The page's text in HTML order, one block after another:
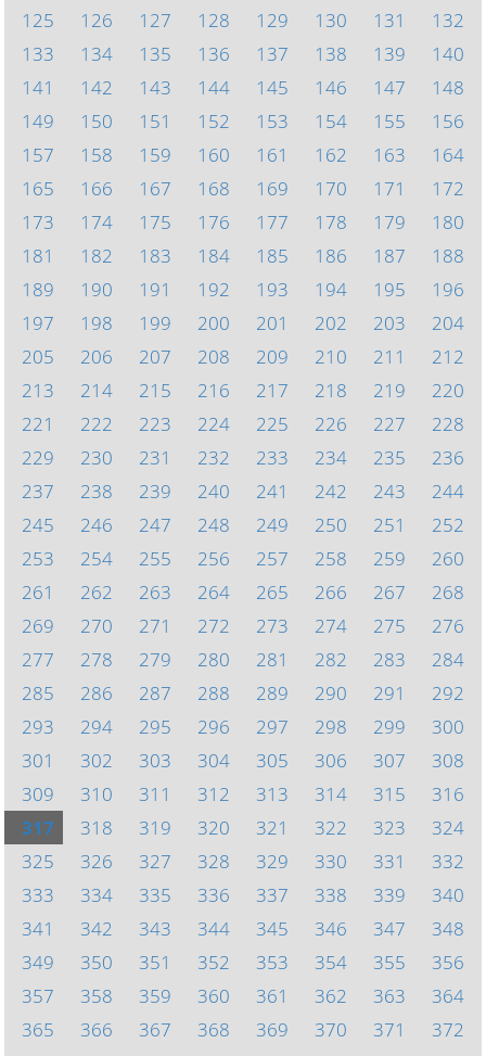
125
126 127 128 129 130 131
132
133
134 135 136 137 138 139
140
141
142 143 144 145 146 147
148
149
150 151 152 153 154 155
156
157
158 159 160 161 162 163
164
165
166 167 168 169 170 171
172
173
174 175 176 177 178 179
180
181
182 183 184 185 186 187
188
189
190 191 192 193 194 195
196
197
198 199 200 201 202 203
204
205
206 207 208 209 210 211
212
213
214 215 216 217 218 219
220
221
222 223 224 225 226 227
228
229
230 231 232 233 234 235
236
237
238 239 240 241 242 243
244
245
246 247 248 249 250 251
252
253
254 255 256 257 258 259
260
261
262 263 264 265 266 267
268
269
270 271 272 273 274 275
276
277
278 279 280 281 282 283
284
285
286 287 288 289 290 291
292
293
294 295 296 297 298 299
300
301
302 303 304 305 306 307
308
309
310 311 312 313 314 315
316
317
318 319 320 321 322 323
324
325
326 327 328 329 330 331
332
333
334 335 336 337 338 339
340
341
342 343 344 345 346 347
348
349
350 351 352 353 354 355
356
357
358 359 360 361 362 363
364
365
366 367 368 369 370 371
372